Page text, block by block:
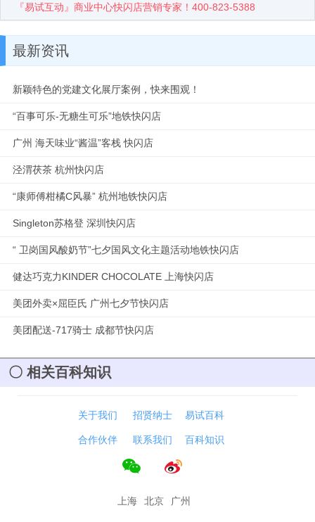
『易试互动』商业中心快闪店营销专家！400-823-5388
最新资讯
新颖特色的党建文化展厅案例，快来围观！
“百事可乐-无糖生可乐”地铁快闪店
广州 海天味业“酱温”客栈 快闪店
泾渭茯茶 杭州快闪店
“康师傅柑橘C风暴” 杭州地铁快闪店
Singleton苏格登 深圳快闪店
“ 卫岗国风酸奶节”七夕国风文化主题活动地铁快闪店
健达巧克力KINDER CHOCOLATE 上海快闪店
美团外卖×屈臣氏 广州七夕节快闪店
美团配送-717骑士 成都节快闪店
相关百科知识
关于我们 招贤纳士 易试百科
合作伙伴 联系我们 百科知识
上海 北京 广州